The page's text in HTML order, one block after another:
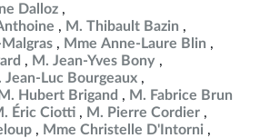
Dalloz
M. Thibault Bazin
Mme Anne-Laure Blin
M. Jean-Yves Bony
Jean-Luc Bourgeaux
M. Hubert Brigand
M. Fabrice Brun
Éric Ciotti
M. Pierre Cordier
Mme Christelle D'Intorni